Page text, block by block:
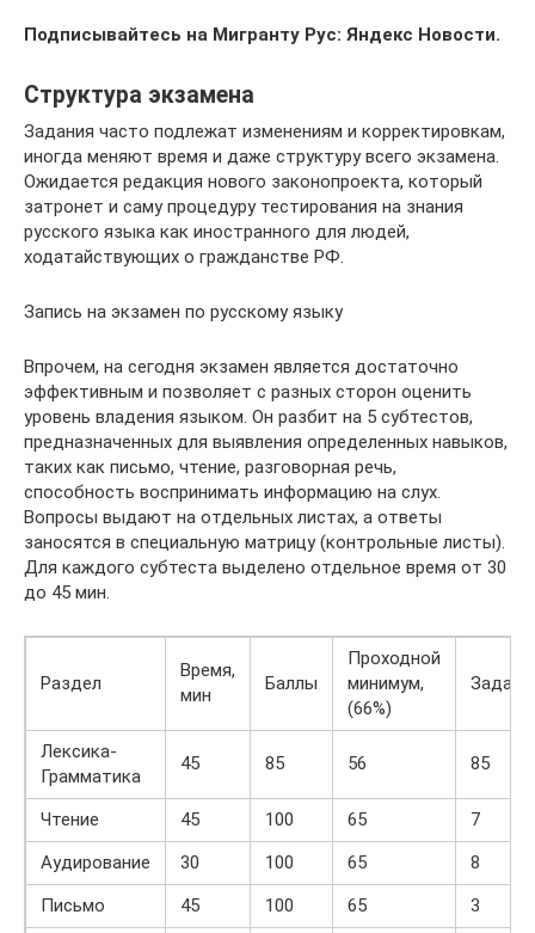
Подписывайтесь на Мигранту Рус: Яндекс Новости.
Структура экзамена
Задания часто подлежат изменениям и корректировкам,
иногда меняют время и даже структуру всего экзамена.
Ожидается редакция нового законопроекта, который
затронет и саму процедуру тестирования на знания
русского языка как иностранного для людей,
ходатайствующих о гражданстве РФ.
Запись на экзамен по русскому языку
Впрочем, на сегодня экзамен является достаточно
эффективным и позволяет с разных сторон оценить
уровень владения языком. Он разбит на 5 субтестов,
предназначенных для выявления определенных навыков,
таких как письмо, чтение, разговорная речь,
способность воспринимать информацию на слух.
Вопросы выдают на отдельных листах, а ответы
заносятся в специальную матрицу (контрольные листы).
Для каждого субтеста выделено отдельное время от 30
до 45 мин.
Раздел
Время,
мин
Баллы
Проходной
минимум,
(66%)
Лексика-
Грамматика
45 85 56 85
Чтение 45 100 65
7
Аудирование
30 100 65
8
Письмо
45 100 65
3